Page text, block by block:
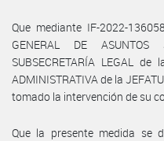
Que mediante IF-2022-
GENERAL DE
SUBSECRETARÍA LEGAL de
ADMINISTRATIVA de la
tomado la intervención de su
Que la presente medida se